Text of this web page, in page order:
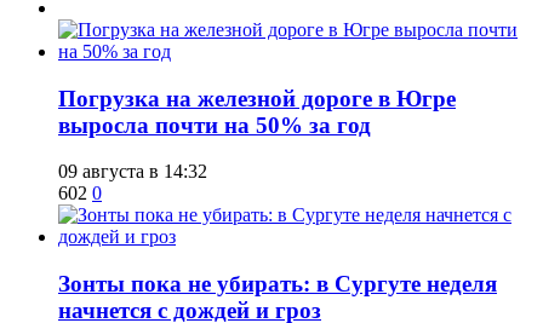
​Погрузка на железной дороге в Югре
выросла почти на 50% за год
09 августа в 14:32
602 0
​Зонты пока не убирать: в Сургуте неделя
начнется с дождей и гроз